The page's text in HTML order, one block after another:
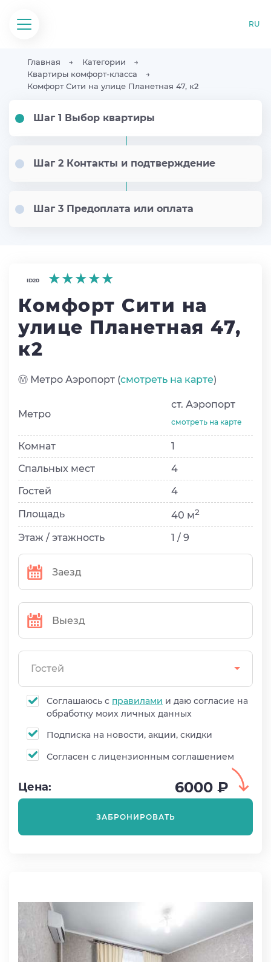
RU
Главная
Категории
Квартиры комфорт-класса
Комфорт Сити на улице Планетная 47, к2
Шаг 1 Выбор квартиры
Шаг 2 Контакты и подтверждение
Шаг 3 Предоплата или оплата
ID20 ★★★★★
★★★★★
★★★★★
Комфорт Сити на
улице Планетная 47,
к2
Ⓜ️ Метро Аэропорт (смотреть на карте)
Метро
ст. Аэропорт
смотреть на карте
Комнат
1
Спальных мест
4
Гостей
4
Площадь
40 м2
Этаж / этажность 1 / 9
Гостей
Соглашаюсь с правилами и даю согласие на
обработку моих личных данных
Подписка на новости, акции, скидки
Согласен с лицензионным соглашением
Цена: 6000 ₽
ЗАБРОНИРОВАТЬ